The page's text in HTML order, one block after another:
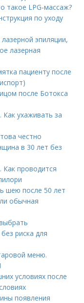
такое LPG-массаж?
по уходу
эпиляции,
лазерная
пациенту после
после Ботокса
ухаживать за
честно
в 30 лет без
Как проводится
шею после 50 лет
обычная
риска для
меню.
условиях после
появления